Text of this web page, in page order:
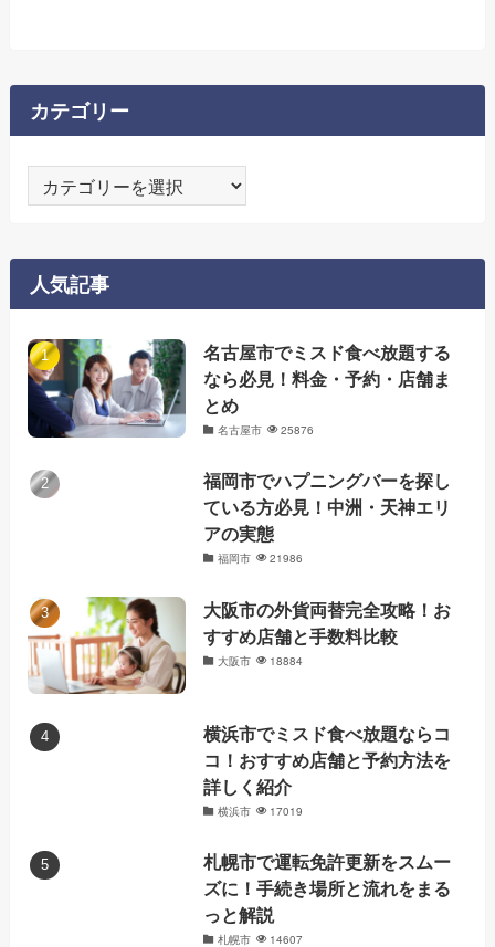
カテゴリー
テ
リ
ー
人気記事
名古屋市でミスド食べ放題する
なら必見！料金・予約・店舗ま
とめ
名古屋市 25876
福岡市でハプニングバーを探し
ている方必見！中洲・天神エリ
アの実態
福岡市 21986
大阪市の外貨両替完全攻略！お
すすめ店舗と手数料比較
大阪市 18884
横浜市でミスド食べ放題ならコ
コ！おすすめ店舗と予約方法を
詳しく紹介
横浜市 17019
札幌市で運転免許更新をスムー
ズに！手続き場所と流れをまる
っと解説
札幌市 14607